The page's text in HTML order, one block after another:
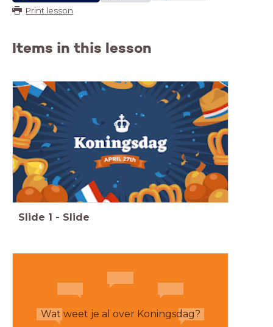
Print lesson
Items in this lesson
Slide 1 - Slide
Wat weet je al over Koningsdag?